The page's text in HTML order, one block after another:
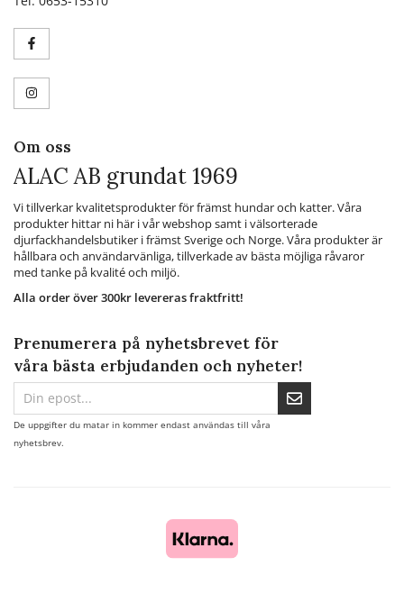
Om oss
ALAC AB grundat 1969
Vi tillverkar kvalitetsprodukter för främst hundar och katter. Våra
produkter hittar ni här i vår webshop samt i välsorterade
djurfackhandelsbutiker i främst Sverige och Norge. Våra produkter är
hållbara och användarvänliga, tillverkade av bästa möjliga råvaror
med tanke på kvalité och miljö.
Alla order över 300kr levereras fraktfritt!
Prenumerera på nyhetsbrevet för
våra bästa erbjudanden och nyheter!
De uppgifter du matar in kommer endast användas till våra
nyhetsbrev.